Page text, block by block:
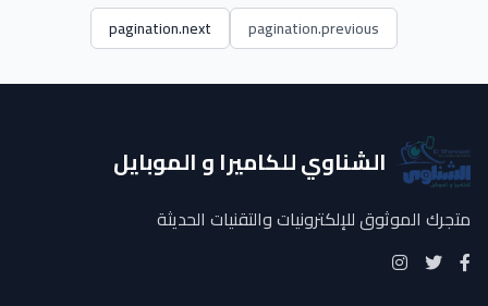
pagination.previous
pagination.next
الشناوي للكاميرا و الموبايل
متجرك الموثوق للإلكترونيات والتقنيات الحديثة